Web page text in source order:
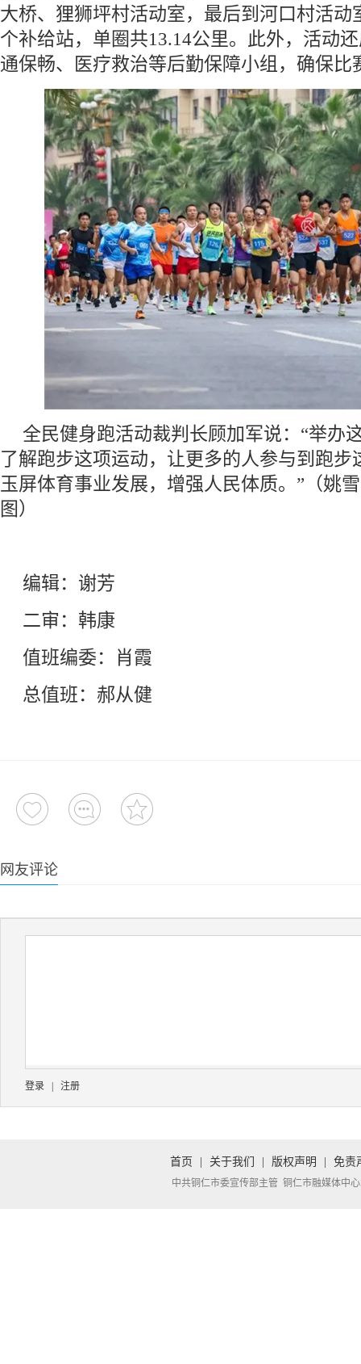
大桥、狸狮坪村活动室，最后到河口村活动
个补给站，单圈共13.14公里。此外，活动
通保畅、医疗救治等后勤保障小组，确保比
全民健身跑活动裁判长顾加军说：“举办
了解跑步这项运动，让更多的人参与到跑步
玉屏体育事业发展，增强人民体质。”（姚
图）
编辑：谢芳
二审：韩康
值班编委：肖霞
总值班：郝从健
网友评论
登录 注册
首页 关于我们 版权声明 免责
中共铜仁市委宣传部主管 铜仁市融媒体中心